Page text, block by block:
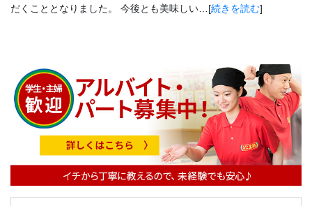
だくこととなりました。 今後とも美味しい…[続きを読む]